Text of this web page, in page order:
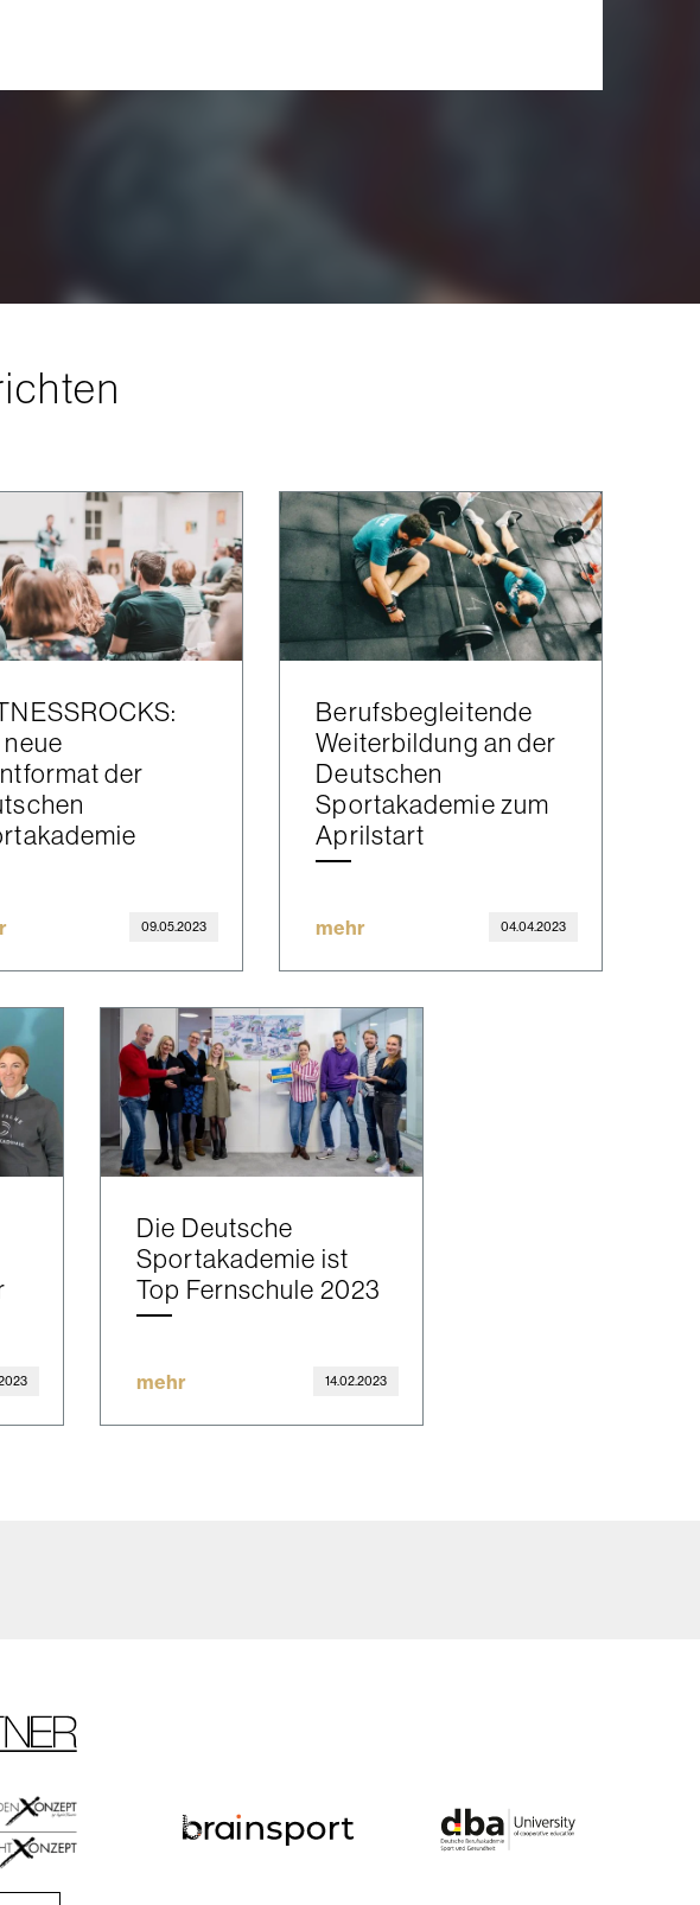
der
09.05.2023
Berufsbegleitende
Weiterbildung an der
Deutschen
Sportakademie zum
Aprilstart
mehr 04.04.2023
Die Deutsche
Sportakademie ist
Top Fernschule 2023
mehr 14.02.2023